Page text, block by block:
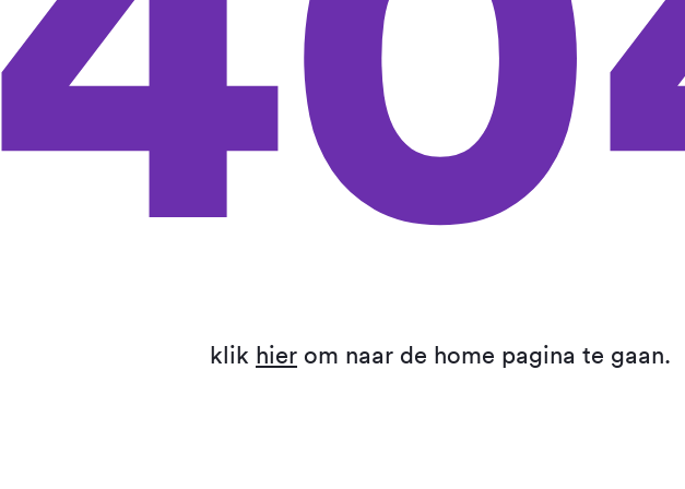
klik hier om naar de home pagina te gaan.